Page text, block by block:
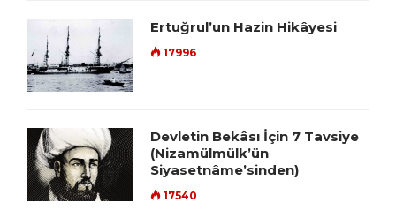
Ertuğrul’un Hazin Hikâyesi
17996
Devletin Bekâsı İçin 7 Tavsiye
(Nizamülmülk’ün
Siyasetnâme’sinden)
17540